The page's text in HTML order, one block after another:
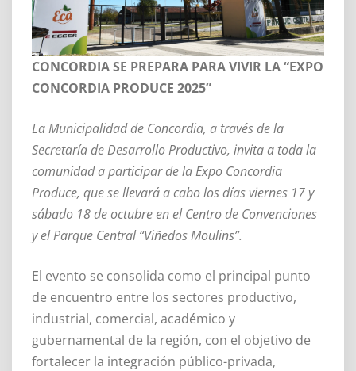
CONCORDIA SE PREPARA PARA VIVIR LA “EXPO
CONCORDIA PRODUCE 2025”
La Municipalidad de Concordia, a través de la
Secretaría de Desarrollo Productivo, invita a toda la
comunidad a participar de la Expo Concordia
Produce, que se llevará a cabo los días viernes 17 y
sábado 18 de octubre en el Centro de Convenciones
y el Parque Central “Viñedos Moulins”.
El evento se consolida como el principal punto
de encuentro entre los sectores productivo,
industrial, comercial, académico y
gubernamental de la región, con el objetivo de
fortalecer la integración público-privada,